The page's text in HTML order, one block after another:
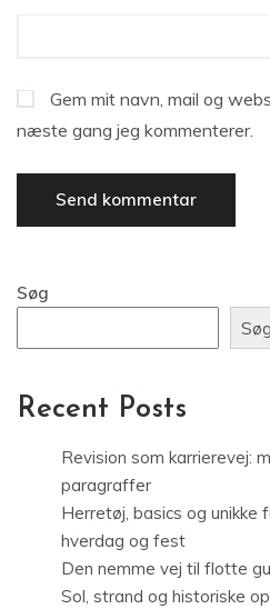
Gem mit navn, mail og
næste gang jeg kommenterer.
Søg
Søg
Recent Posts
Revision som karrierevej:
paragraffer
Herretøj, basics og unikke
hverdag og fest
Den nemme vej til flotte
Sol, strand og historiske